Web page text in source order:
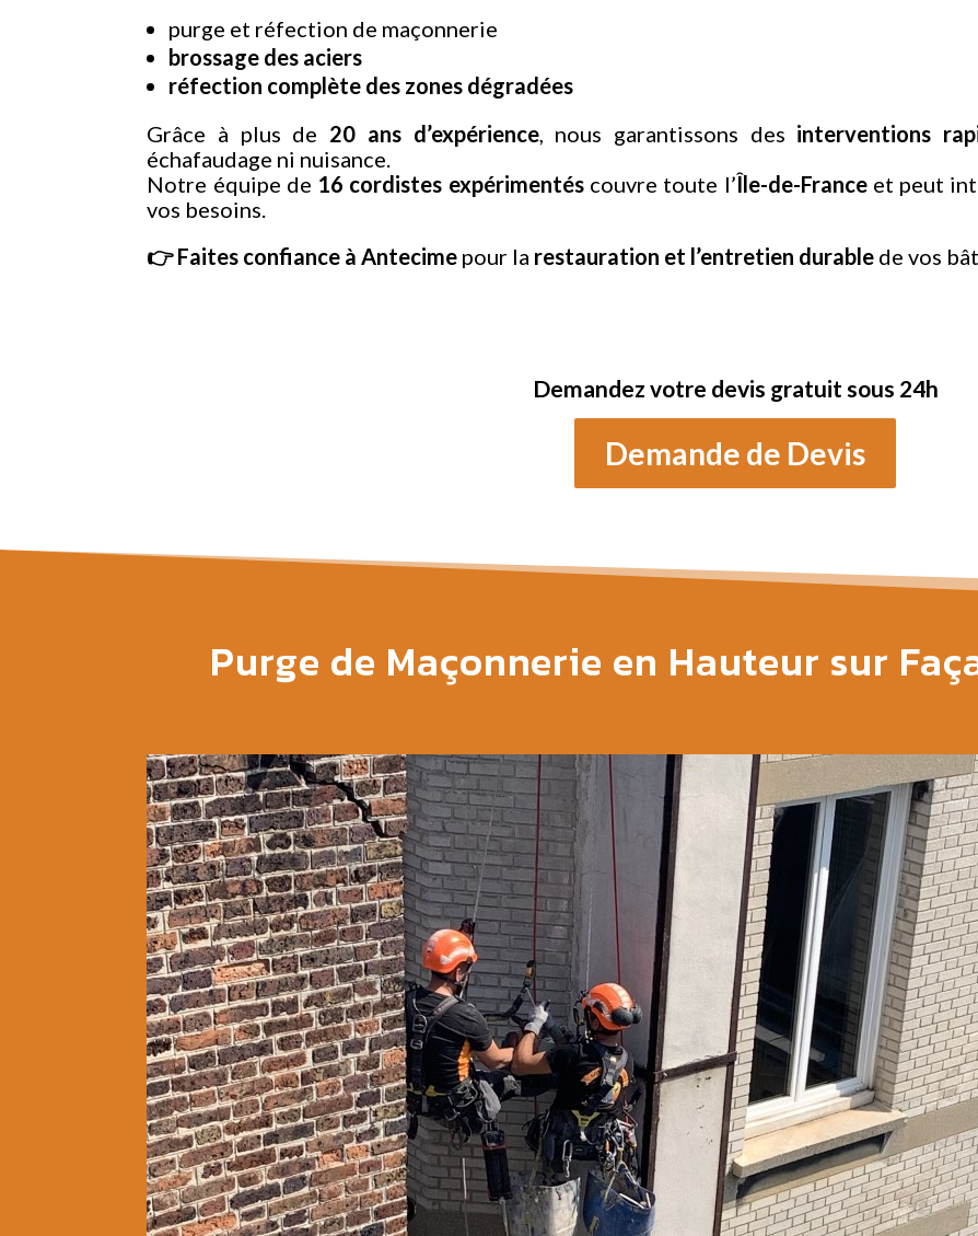
purge et réfection de maçonnerie
brossage des aciers
réfection complète des zones dégradées
Grâce à plus de 20 ans d’expérience, nous garantissons des interventions
échafaudage ni nuisance.
Notre équipe de 16 cordistes expérimentéscouvre toute l’Île-de-Franceet peut
vos besoins.
👉 Faites confiance à Antecime pour la restauration et l’entretien durable de vos
Demandez votre devis gratuit sous 24h
Demande de Devis
Purge de Maçonnerie en Hauteur sur